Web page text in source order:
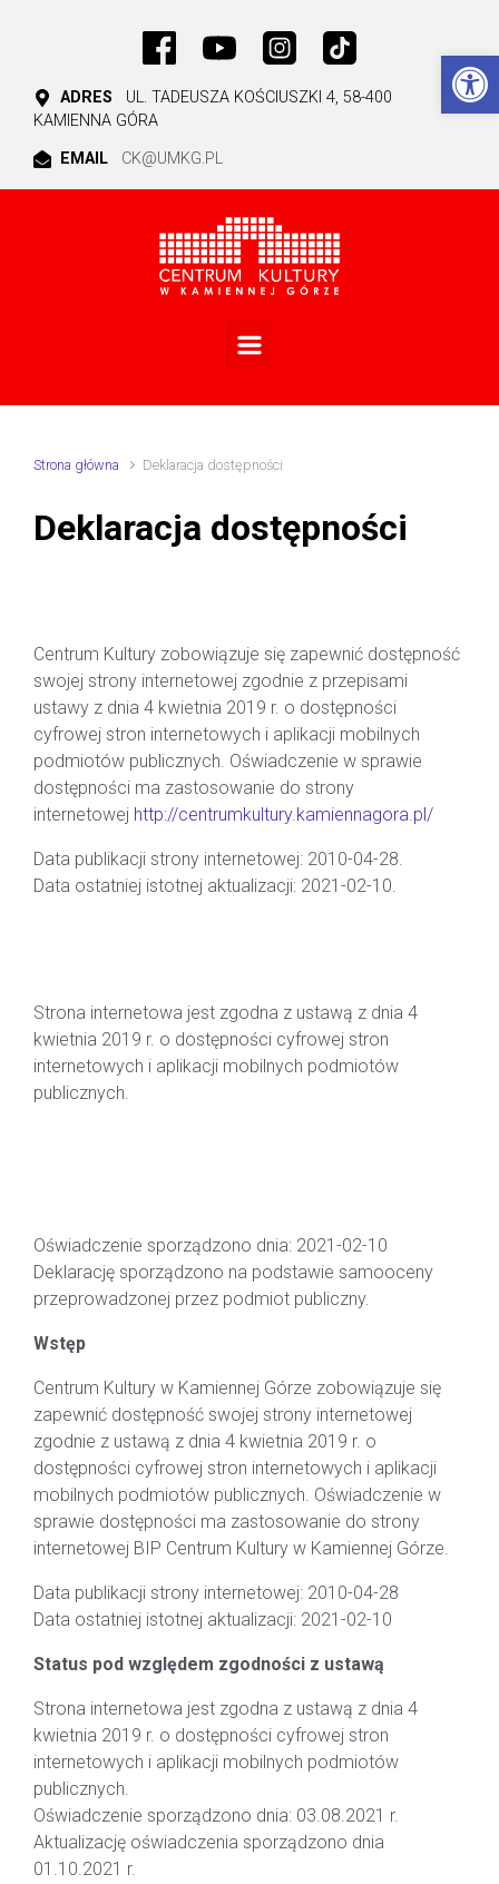
ADRES
UL. TADEUSZA KOŚCIUSZKI 4, 58-400
KAMIENNA GÓRA
EMAIL
CK@UMKG.PL
Strona główna Deklaracja dostępności
Deklaracja dostępności
Centrum Kultury zobowiązuje się zapewnić dostępność
swojej strony internetowej zgodnie z przepisami
ustawy z dnia 4 kwietnia 2019 r. o dostępności
cyfrowej stron internetowych i aplikacji mobilnych
podmiotów publicznych. Oświadczenie w sprawie
dostępności ma zastosowanie do strony
internetowej http://centrumkultury.kamiennagora.pl/
Data publikacji strony internetowej: 2010-04-28.
Data ostatniej istotnej aktualizacji: 2021-02-10.
Strona internetowa jest zgodna z ustawą z dnia 4
kwietnia 2019 r. o dostępności cyfrowej stron
internetowych i aplikacji mobilnych podmiotów
publicznych.
Oświadczenie sporządzono dnia: 2021-02-10
Deklarację sporządzono na podstawie samooceny
przeprowadzonej przez podmiot publiczny.
Wstęp
Centrum Kultury w Kamiennej Górze zobowiązuje się
zapewnić dostępność swojej strony internetowej
zgodnie z ustawą z dnia 4 kwietnia 2019 r. o
dostępności cyfrowej stron internetowych i aplikacji
mobilnych podmiotów publicznych. Oświadczenie w
sprawie dostępności ma zastosowanie do strony
internetowej BIP Centrum Kultury w Kamiennej Górze.
Data publikacji strony internetowej: 2010-04-28
Data ostatniej istotnej aktualizacji: 2021-02-10
Status pod względem zgodności z ustawą
Strona internetowa jest zgodna z ustawą z dnia 4
kwietnia 2019 r. o dostępności cyfrowej stron
internetowych i aplikacji mobilnych podmiotów
publicznych.
Oświadczenie sporządzono dnia: 03.08.2021 r.
Aktualizację oświadczenia sporządzono dnia
01.10.2021 r.